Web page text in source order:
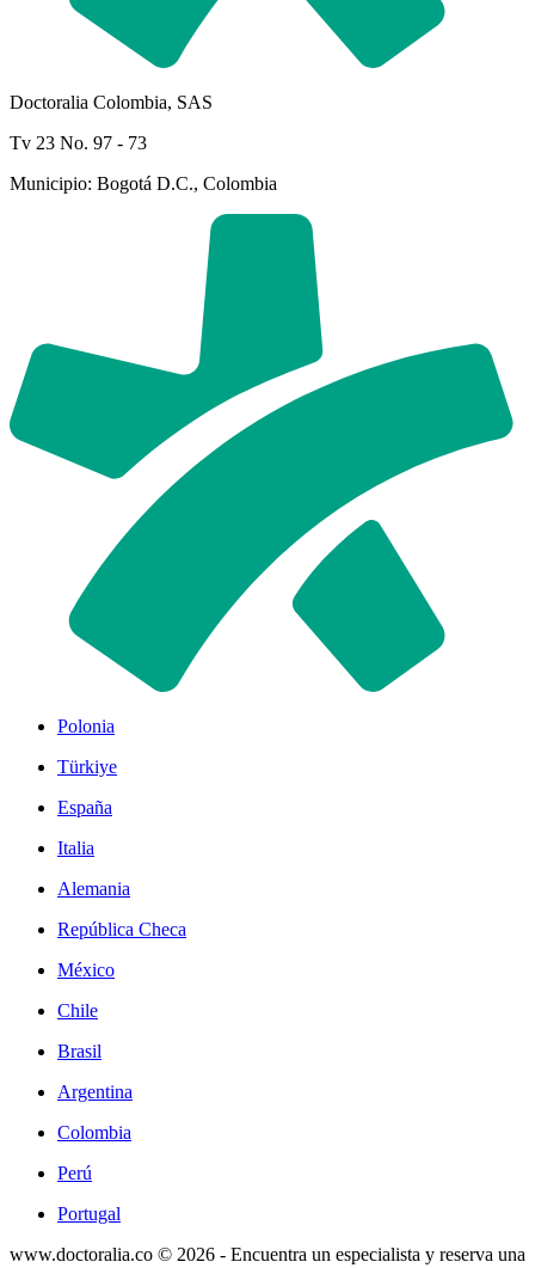
Doctoralia Colombia, SAS
Tv 23 No. 97 - 73
Municipio: Bogotá D.C., Colombia
Polonia
Türkiye
España
Italia
Alemania
República Checa
México
Chile
Brasil
Argentina
Colombia
Perú
Portugal
www.doctoralia.co © 2026 - Encuentra un especialista y reserva una